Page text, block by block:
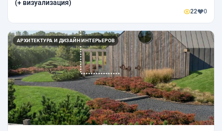
(+ визуализация)
22 0
АРХИТЕКТУРА И ДИЗАЙН ИНТЕРЬЕРОВ